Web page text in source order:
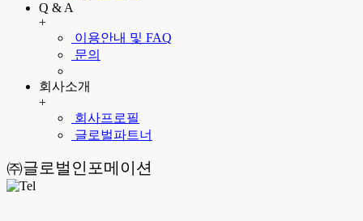
Q & A
+
이용안내 및 FAQ
문의
회사소개
+
회사프로필
글로벌파트너
㈜글로벌인포메이션